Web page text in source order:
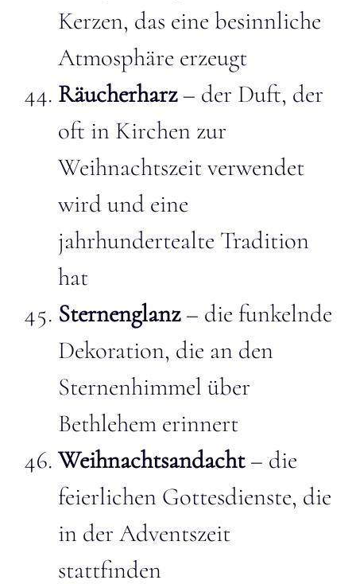
Kerzen, das eine besinnliche
Atmosphäre erzeugt
Räucherharz– der Duft, der
oft in Kirchen zur
Weihnachtszeit verwendet
wird und eine
jahrhundertealte Tradition
hat
Sternenglanz– die funkelnde
Dekoration, die an den
Sternenhimmel über
Bethlehem erinnert
Weihnachtsandacht– die
feierlichen Gottesdienste, die
in der Adventszeit
stattfinden